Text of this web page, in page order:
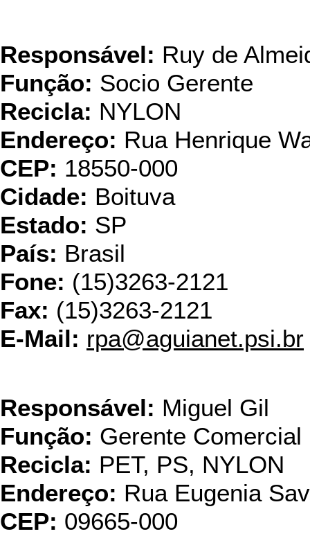
Responsável: Ruy de
Função: Socio Gerente
Recicla: NYLON
Endereço: Rua Henrique
CEP: 18550-000
Cidade: Boituva
Estado: SP
País: Brasil
Fone: (15)3263-2121
Fax: (15)3263-2121
E-Mail: rpa@aguianet.psi.br
Responsável: Miguel Gil
Função: Gerente Comercial
Recicla: PET, PS, NYLON
Endereço: Rua Eugenia
CEP: 09665-000